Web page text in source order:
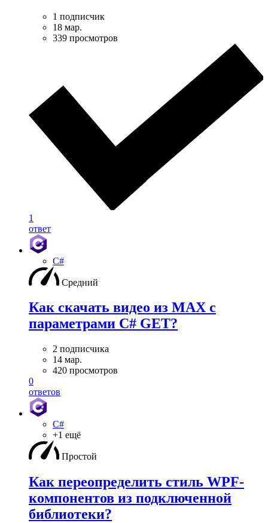
1 подписчик
18 мар.
339 просмотров
1
ответ
C#
Средний
Как скачать видео из MAX с
параметрами C# GET?
2 подписчика
14 мар.
420 просмотров
0
ответов
C#
+1 ещё
Простой
Как переопределить стиль WPF-
компонентов из подключенной
библиотеки?